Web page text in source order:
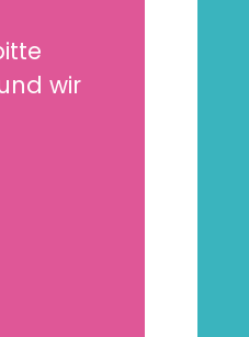
wir